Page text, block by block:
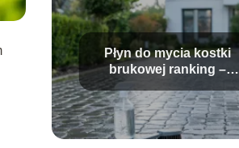
Płyn do mycia kostki
brukowej ranking –
który wybrać?